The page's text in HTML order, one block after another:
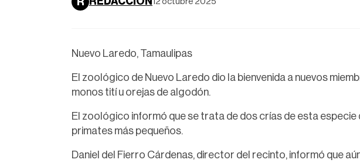
Nuevo Laredo, Tamaulipas
El zoológico de Nuevo Laredo dio la bienvenida a nuevos
monos tití u orejas de algodón.
El zoológico informó que se trata de dos crías de esta especie
primates más pequeños.
Daniel del Fierro Cárdenas, director del recinto, informó que